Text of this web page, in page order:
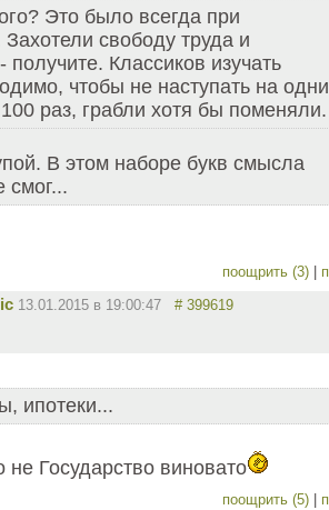
Это было всегда при
Захотели свободу труда и
получите. Классиков изучать
чтобы не наступать на
раз, грабли хотя бы поменяли.
В этом наборе букв смысла
смог...
поощрить (3)
13.01.2015 в 19:00:47 # 399619
ипотеки...
не Государство виновато
поощрить (5)